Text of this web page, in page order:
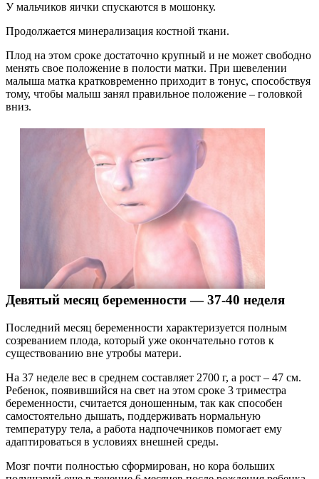
У мальчиков яички спускаются в мошонку.
Продолжается минерализация костной ткани.
Плод на этом сроке достаточно крупный и не может свободно
менять свое положение в полости матки. При шевелении
малыша матка кратковременно приходит в тонус, способствуя
тому, чтобы малыш занял правильное положение – головкой
вниз.
Девятый месяц беременности — 37-40 неделя
Последний месяц беременности характеризуется полным
созреванием плода, который уже окончательно готов к
существованию вне утробы матери.
На 37 неделе вес в среднем составляет 2700 г, а рост – 47 см.
Ребенок, появившийся на свет на этом сроке 3 триместра
беременности, считается доношенным, так как способен
самостоятельно дышать, поддерживать нормальную
температуру тела, а работа надпочечников помогает ему
адаптироваться в условиях внешней среды.
Мозг почти полностью сформирован, но кора больших